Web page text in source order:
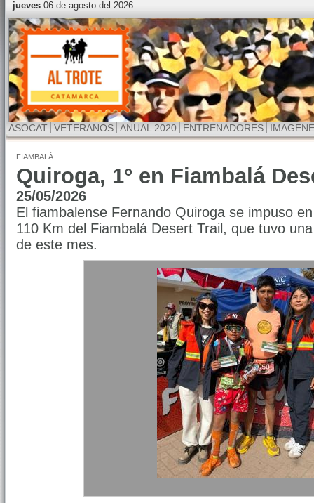
jueves06 de agosto del 2026
ASOCAT VETERANOS ANUAL 2020 ENTRENADORES
FIAMBALÁ
Quiroga, 1° en Fiambalá
25/05/2026
El fiambalense Fernando Quiroga se impuso
110 Km del Fiambalá Desert Trail, que tuvo
de este mes.